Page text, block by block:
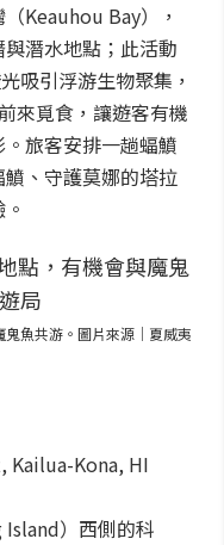
Keauhou Bay），
潛水地點；此活動
吸引浮游生物聚集，
來覓食，讓遊客有機
旅客安排一趟蝠鱝
、守護莫娜的塔拉
魚共游。圖片來源｜夏威夷
Kailua-Kona, HI
）西側的科